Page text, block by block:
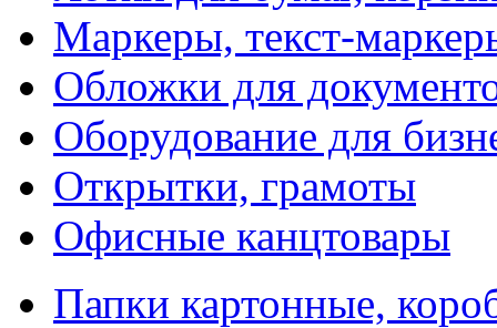
Маркеры, текст-
Обложки для
Оборудование для
Открытки, грамоты
Офисные канцтовары
Папки картонные,